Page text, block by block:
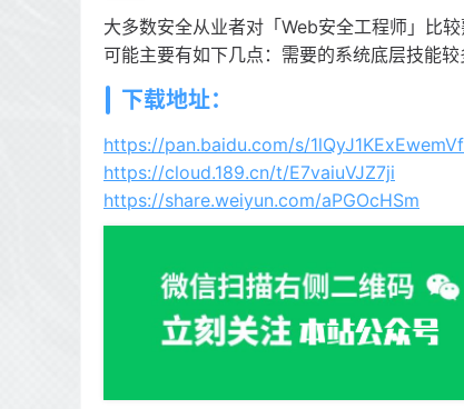
大多数安全从业者对「Web安全工程师」比
可能主要有如下几点：需要的系统底层技能
下载地址：
https://pan.baidu.com/s/
https://cloud.189.cn/t/E7vaiuVJZ7ji
https://share.weiyun.com/aPGOcHSm